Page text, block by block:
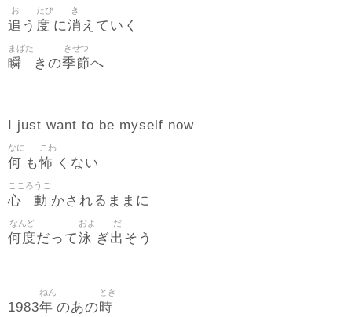
追
お
う 度
たび
に消
き
えていく
瞬
まばた
きの季節
きせつ
へ
I just want to be myself now
何
なに
も怖
こわ
くない
心
こころ
動
うご
かされるままに
何度
なんど
だって泳
およ
ぎ出
だ
そう
1983年
ねん
のあの時
とき